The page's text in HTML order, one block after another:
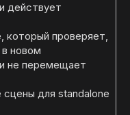
действует
который проверяет,
новом
не перемещает
для standalone